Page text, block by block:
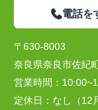
電話を
〒630-8003
奈良県奈良市佐紀
営業時間：
定休日： なし（12